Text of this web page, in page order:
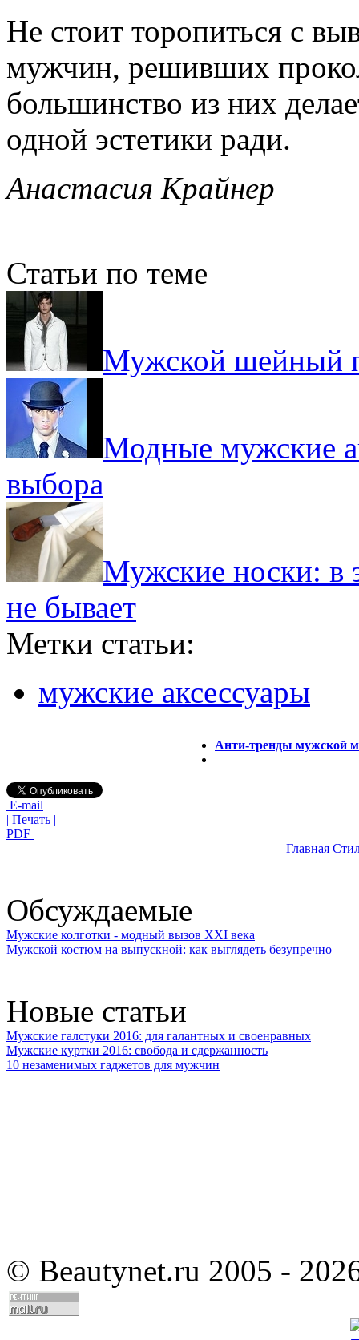
Не стоит торопиться с
мужчин, решивших
большинство из них
одной эстетики ради.
Анастасия Крайнер
Статьи по теме
Мужской шейный
Модные мужские
выбора
Мужские носки: в
не бывает
Метки статьи:
мужские аксессуары
Анти-тренды мужской
E-mail
| Печать |
PDF
Главная
Обсуждаемые
Мужские колготки - модный вызов XXI века
Мужской костюм на выпускной: как выглядеть безупречно
Новые статьи
Мужские галстуки 2016: для галантных и своенравных
Мужские куртки 2016: свобода и сдержанность
10 незаменимых гаджетов для мужчин
© Beautynet.ru 2005 -